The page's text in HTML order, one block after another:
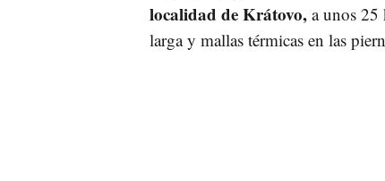
localidad de Krátovo,a unos 25
larga y mallas térmicas en las